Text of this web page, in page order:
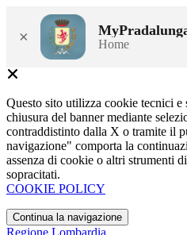
× Home
Questo sito utilizza cookie tecnici
chiusura del banner mediante
contraddistinto dalla X o tramite il
navigazione" comporta la
assenza di cookie o altri strumenti
sopracitati.
COOKIE POLICY
Continua la navigazione
Regione Lombardia